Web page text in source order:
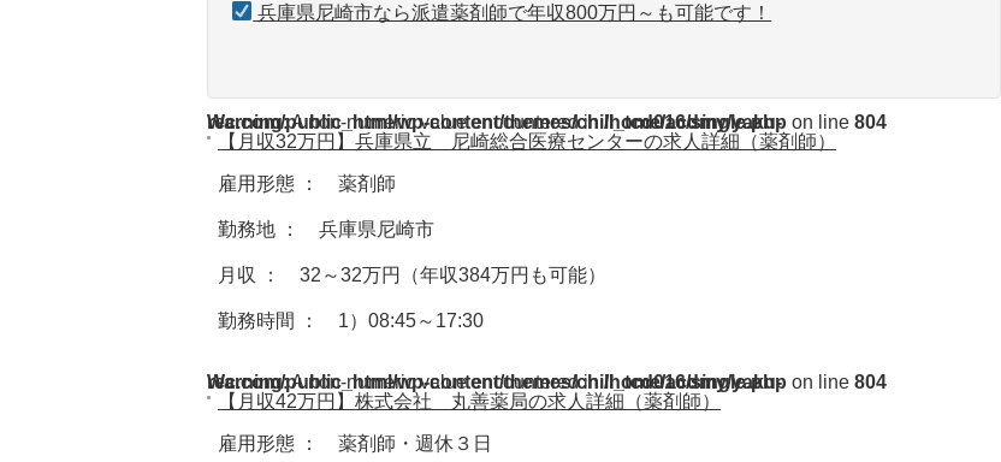
兵庫県尼崎市なら派遣薬剤師で年収800万円～も可能です！
Warning: A non-numeric value encountered in
/home/acdmy/yaku-rec.com/public_html/wp-content/themes/chill_tcd016/single.php on line 804
【月収32万円】兵庫県立 尼崎総合医療センターの求人詳細（薬剤師）
雇用形態 ： 薬剤師
勤務地 ： 兵庫県尼崎市
月収 ： 32～32万円（年収384万円も可能）
勤務時間 ： 1）08:45～17:30
Warning: A non-numeric value encountered in
/home/acdmy/yaku-rec.com/public_html/wp-content/themes/chill_tcd016/single.php on line 804
【月収42万円】株式会社 丸善薬局の求人詳細（薬剤師）
雇用形態 ： 薬剤師・週休３日